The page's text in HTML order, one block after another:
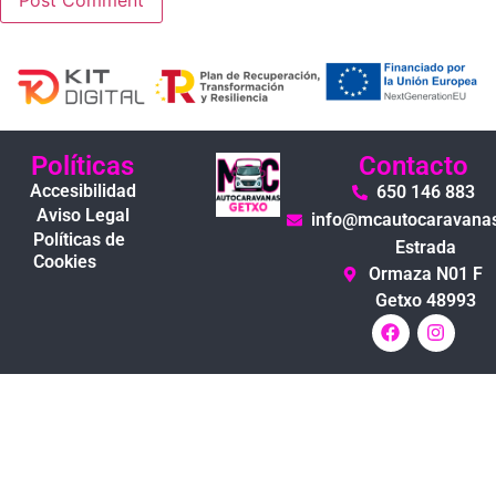
Políticas
Accesibilidad
Aviso Legal
Políticas de
Cookies
Contacto
650 146 883
Estrada
Ormaza N01 F
Getxo 48993